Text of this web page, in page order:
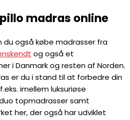
madras online
du også købe madrasser fra
og også et
i Danmark og resten af Norden.
er du i stand til at forbedre din
imellem luksuriøse
topmadrasser samt
her, der også har udviklet